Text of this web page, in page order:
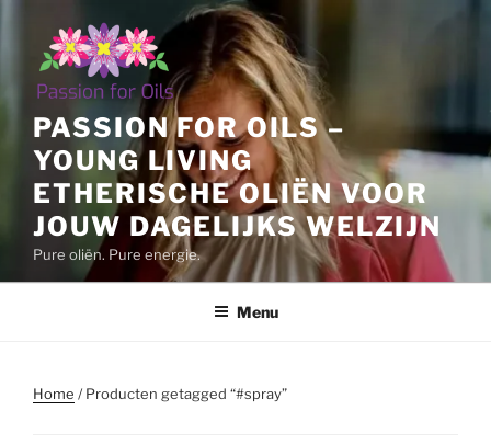
inhoud
PASSION FOR OILS –
YOUNG LIVING
ETHERISCHE OLIËN VOOR
JOUW DAGELIJKS WELZIJN
Pure oliën. Pure energie.
Menu
Home / Producten getagged “#spray”